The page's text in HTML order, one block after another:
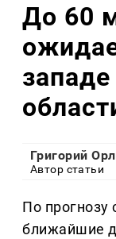
До 60
Григорий
Автор статьи
По прогнозу
ближайшие